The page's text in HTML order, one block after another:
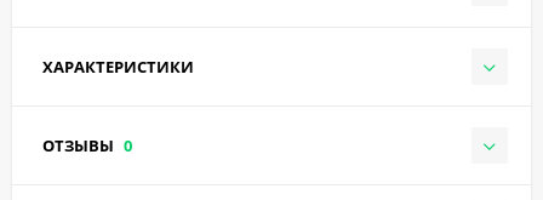
ХАРАКТЕРИСТИКИ
ОТЗЫВЫ 0